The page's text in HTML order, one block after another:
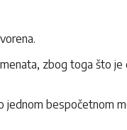
zbog toga što
bespočetnom